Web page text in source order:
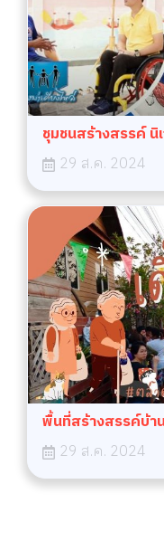
ชุมชนสร้างสรรค์ นิ
29 ส.ค. 2024
พื้นที่สร้างสรรค์บ้า
29 ส.ค. 2024